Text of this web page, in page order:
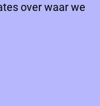
over waar we